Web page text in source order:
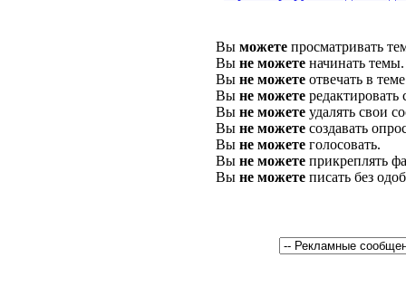
Вы можете просматривать
Вы не можете начинать темы.
Вы не можете отвечать в
Вы не можете
Вы не можете удалять свои
Вы не можете создавать
Вы не можете голосовать.
Вы не можете прикреплять
Вы не можете писать без